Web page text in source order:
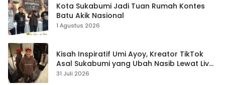
Kota Sukabumi Jadi Tuan Rumah Kontes
Batu Akik Nasional
1 Agustus 2026
Kisah Inspiratif Umi Ayoy, Kreator TikTok
Asal Sukabumi yang Ubah Nasib Lewat Live
Streaming
31 Juli 2026